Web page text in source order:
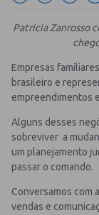
Patrícia Zanrosso
Empresas
brasileiro e
empreendimentos
Alguns desses
sobreviver a
um planejamento
passar o comando.
Conversamos com
vendas e